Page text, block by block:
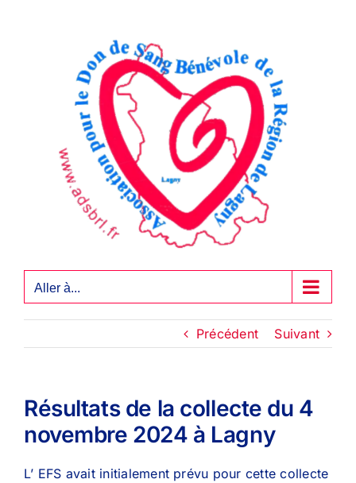
Aller à...
Précédent Suivant
Résultats de la collecte du 4
novembre 2024 à Lagny
L’ EFS avait initialement prévu pour cette collecte